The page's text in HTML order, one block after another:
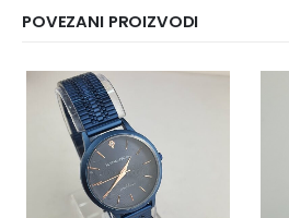
POVEZANI PROIZVODI